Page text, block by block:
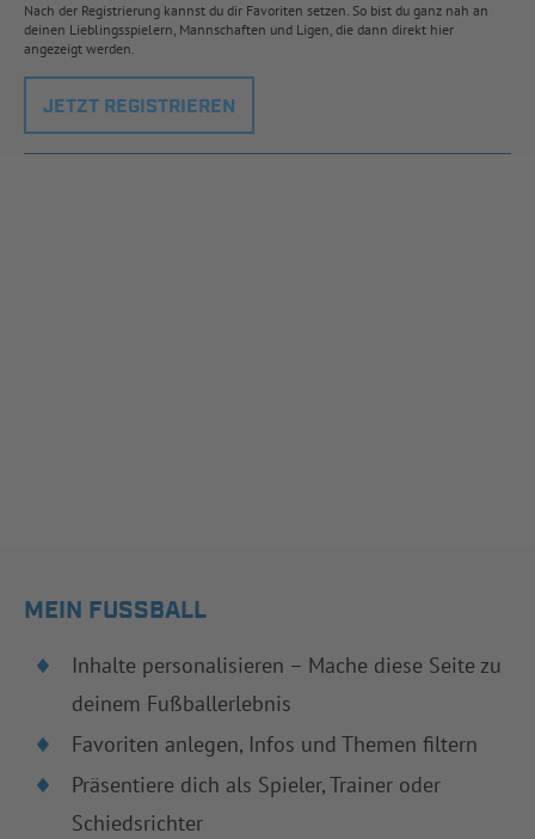
Nach der Registrierung kannst du dir Favoriten setzen. So bist du ganz nah an
deinen Lieblingsspielern, Mannschaften und Ligen, die dann direkt hier
angezeigt werden.
JETZT REGISTRIEREN
MEIN FUSSBALL
Inhalte personalisieren – Mache diese Seite zu
deinem Fußballerlebnis
Favoriten anlegen, Infos und Themen filtern
Präsentiere dich als Spieler, Trainer oder
Schiedsrichter